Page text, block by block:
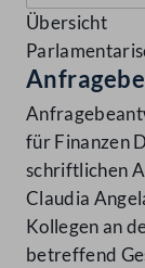
Übersicht
für Finanzen
schriftlichen
Claudia
Kollegen an
betreffend